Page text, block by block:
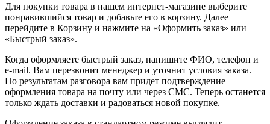
Для покупки товара в нашем интернет-магазине выберите
понравившийся товар и добавьте его в корзину. Далее
перейдите в Корзину и нажмите на «Оформить заказ» или
«Быстрый заказ».
Когда оформляете быстрый заказ, напишите ФИО, телефон и
e-mail. Вам перезвонит менеджер и уточнит условия заказа.
По результатам разговора вам придет подтверждение
оформления товара на почту или через СМС. Теперь останется
только ждать доставки и радоваться новой покупке.